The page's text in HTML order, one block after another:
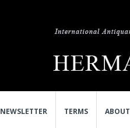
NEWSLETTER TERMS ABOUT